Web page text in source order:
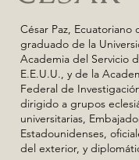
César Paz, Ecuatoriano
graduado de la
Academia del Servicio
E.E.U.U., y de la
Federal de
dirigido a grupos
universitarias,
Estadounidenses,
del exterior, y